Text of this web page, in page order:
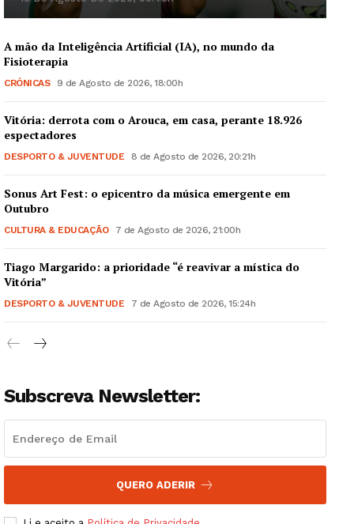
Guimarães, agora!
Institucional
Artigos
Edição Digital
Grande Entrevista
A mão da Inteligência Artificial (IA), no mundo da
Fisioterapia
CRÓNICAS 9 de Agosto de 2026, 18:00h
Vitória: derrota com o Arouca, em casa, perante 18.926
espectadores
DESPORTO & JUVENTUDE 8 de Agosto de 2026, 20:21h
Sonus Art Fest: o epicentro da música emergente em
Outubro
CULTURA & EDUCAÇÃO 7 de Agosto de 2026, 21:00h
Tiago Margarido: a prioridade “é reavivar a mística do
Vitória”
DESPORTO & JUVENTUDE 7 de Agosto de 2026, 15:24h
Subscreva Newsletter:
QUERO ADERIR